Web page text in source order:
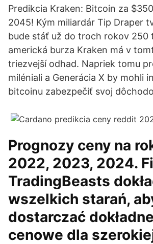
Predikcia Kraken: Bitcoin za
2045! Kým miliardár Tip Draper
bude stáť už do troch rokov 250
americká burza Kraken má v
triezvejší odhad. Napriek tomu
miléniali a Generácia X by mohli
bitcoinu zabezpečiť svoj
Prognozy ceny na
2022, 2023, 2024.
TradingBeasts
wszelkich starań,
dostarczać
cenowe dla